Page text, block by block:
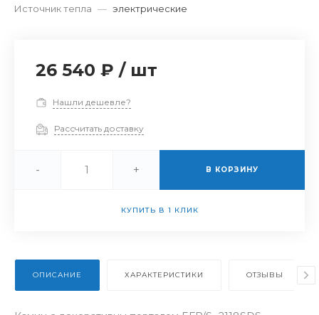
Источник тепла — электрические
26 540 ₽ / шт
Нашли дешевле?
Рассчитать доставку
- + В КОРЗИНУ
КУПИТЬ В 1 КЛИК
ОПИСАНИЕ ХАРАКТЕРИСТИКИ ОТЗЫВЫ